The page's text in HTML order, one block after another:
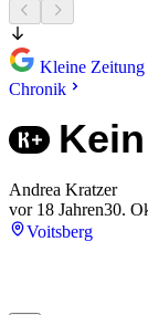
Kleine Zeitung
Chronik
Andrea Kratzer
vor 18 Jahren30.
Voitsberg